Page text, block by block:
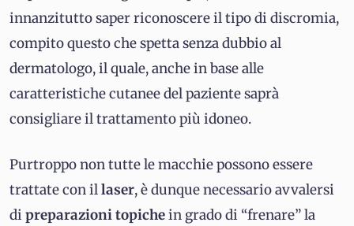
innanzitutto saper riconoscere il tipo di discromia,
compito questo che spetta senza dubbio al
dermatologo, il quale, anche in base alle
caratteristiche cutanee del paziente saprà
consigliare il trattamento più idoneo.
Purtroppo non tutte le macchie possono essere
trattate con illaser, è dunque necessario avvalersi
di preparazioni topichein grado di “frenare” la